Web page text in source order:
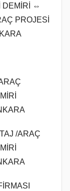
DEMİRİ ⇔
PROJESİ
/ARAÇ